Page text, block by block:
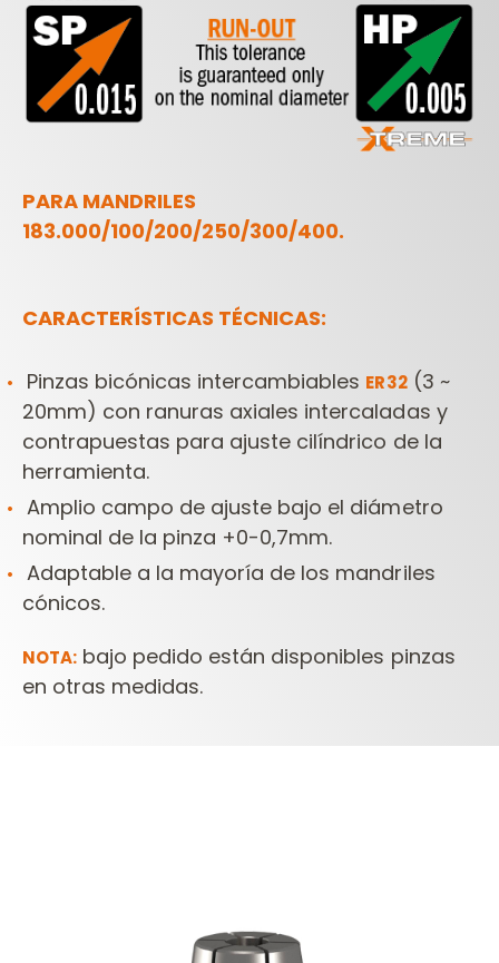
PARA MANDRILES
183.000/100/200/250/300/400.
CARACTERÍSTICAS TÉCNICAS:
Pinzas bicónicas intercambiables ER32(3 ~
20mm) con ranuras axiales intercaladas y
contrapuestas para ajuste cilíndrico de la
herramienta.
Amplio campo de ajuste bajo el diámetro
nominal de la pinza +0-0,7mm.
Adaptable a la mayoría de los mandriles
cónicos.
NOTA: bajo pedido están disponibles pinzas
en otras medidas.